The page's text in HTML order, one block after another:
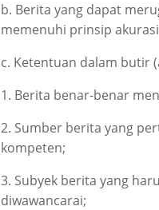
b. Berita yang dapat
memenuhi prinsip
c. Ketentuan dalam butir
1. Berita benar-benar
2. Sumber berita yang
kompeten;
3. Subyek berita yang
diwawancarai;